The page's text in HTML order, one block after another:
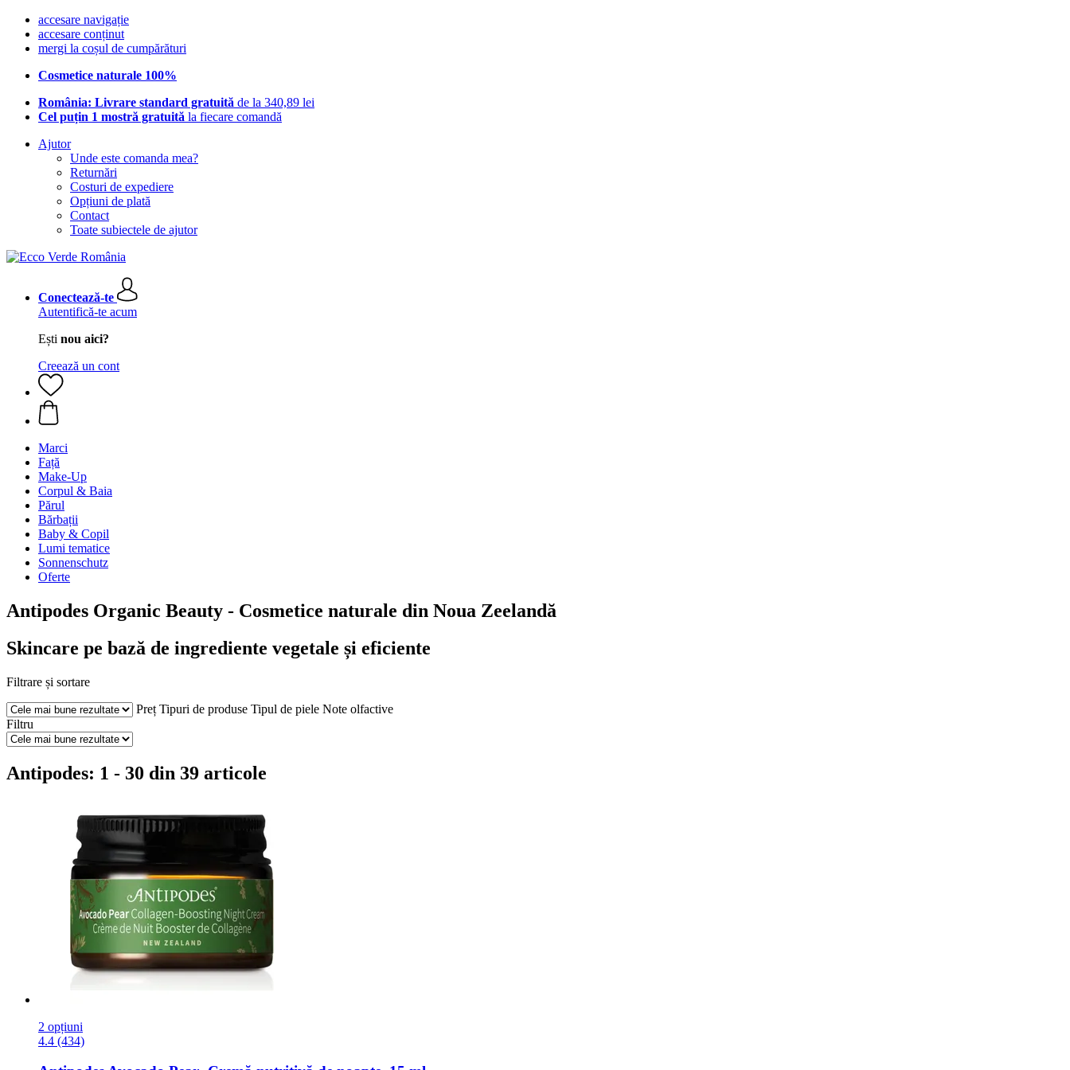
accesare navigație
accesare conținut
mergi la coșul de cumpărături
Cosmetice naturale 100%
România: Livrare standard gratuită de la 340,89 lei
Cel puțin 1 mostră gratuită la fiecare comandă
Ajutor
Unde este comanda mea?
Returnări
Costuri de expediere
Opțiuni de plată
Contact
Toate subiectele de ajutor
Conectează-te
Autentifică-te acum
Ești nou aici?
Creează un cont
Marci
Față
Make-Up
Corpul & Baia
Părul
Bărbații
Baby & Copil
Lumi tematice
Sonnenschutz
Oferte
Antipodes Organic Beauty - Cosmetice naturale din Noua Zeelandă
Skincare pe bază de ingrediente vegetale și eficiente
Filtrare și sortare
Preț Tipuri de produse Tipul de piele Note olfactive
Filtru
Antipodes: 1 - 30 din 39 articole
2 opțiuni
4.4 (434)